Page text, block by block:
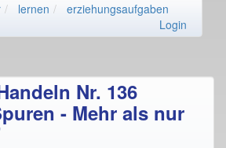
lernen
erziehungsaufgaben
Login
Nr. 136
- Mehr als nur